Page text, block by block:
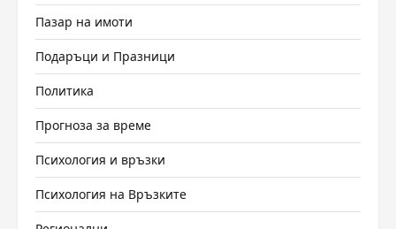
Пазар на имоти
Подаръци и Празници
Политика
Прогноза за време
Психология и връзки
Психология на Връзките